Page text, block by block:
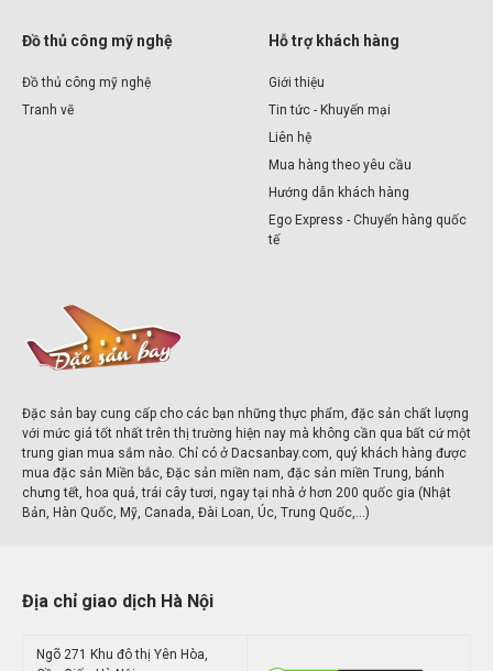
Đồ thủ công mỹ nghệ
Đồ thủ công mỹ nghệ
Tranh vẽ
Hỗ trợ khách hàng
Giới thiệu
Tin tức - Khuyến mại
Liên hệ
Mua hàng theo yêu cầu
Hướng dẫn khách hàng
Ego Express - Chuyển hàng quốc
tế
Đặc sản bay cung cấp cho các bạn những thực phẩm, đặc sản chất lượng
với mức giá tốt nhất trên thị trường hiện nay mà không cần qua bất cứ một
trung gian mua sắm nào. Chỉ có ở Dacsanbay.com, quý khách hàng được
mua đặc sản Miền bắc, Đặc sản miền nam, đặc sản miền Trung, bánh
chưng tết, hoa quả, trái cây tươi, ngay tại nhà ở hơn 200 quốc gia (Nhật
Bản, Hàn Quốc, Mỹ, Canada, Đài Loan, Úc, Trung Quốc,...)
Địa chỉ giao dịch Hà Nội
Ngõ 271 Khu đô thị Yên Hòa,